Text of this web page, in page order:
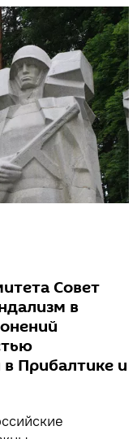
Совет
в
Прибалтике и